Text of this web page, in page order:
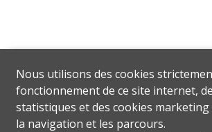
Nous utilisons des cookies
fonctionnement de ce site internet,
statistiques et des cookies
la navigation et les parcours.